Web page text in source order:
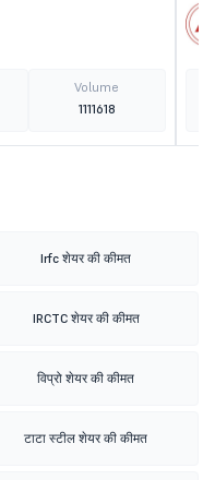
Volume
1111618
Irfc शेयर की कीमत
IRCTC शेयर की कीमत
विप्रो शेयर की कीमत
टाटा स्टील शेयर की कीमत